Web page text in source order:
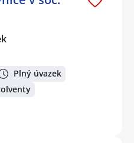
Plný úvazek